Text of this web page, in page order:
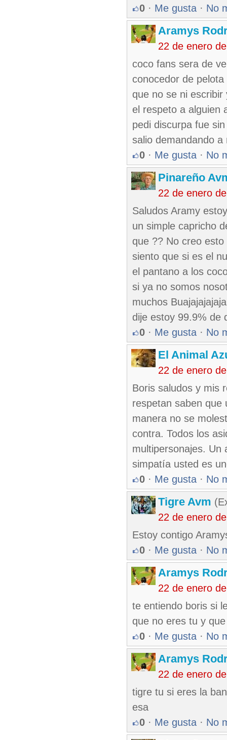
0 · Me gusta · No
Aramys
22 de enero
coco fans sera de
conocedor de
que no se ni
el respeto a alguien
pedi discurpa fue
salio demandando a
0 · Me gusta · No
Pinareño
22 de enero
Saludos Aramy
un simple capricho
que ?? No creo
siento que si es el
el pantano a los
si ya no somos
muchos
dije estoy 99.9% de
0 · Me gusta · No
El Animal
22 de enero
Boris saludos y mis
respetan saben que
manera no se
contra. Todos los
multipersonajes. Un
simpatía usted es
0 · Me gusta · No
Tigre Avm
22 de enero
Estoy contigo
0 · Me gusta · No
Aramys
22 de enero
te entiendo boris si
que no eres tu y
0 · Me gusta · No
Aramys
22 de enero
tigre tu si eres la
esa
0 · Me gusta · No